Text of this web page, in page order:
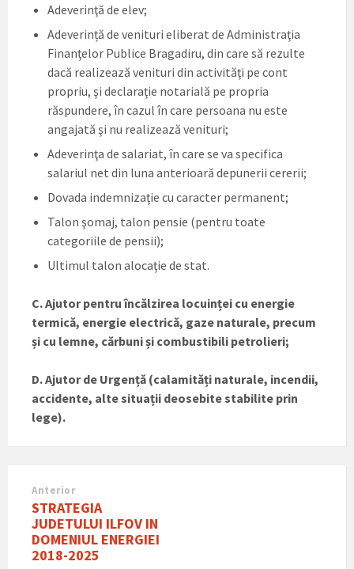
Adeverinţă de elev;
Adeverință de venituri eliberat de Administraţia
Finanţelor Publice Bragadiru, din care să rezulte
dacă realizează venituri din activităţi pe cont
propriu, şi declaraţie notarială pe propria
răspundere, în cazul în care persoana nu este
angajată şi nu realizează venituri;
Adeverinţa de salariat, în care se va specifica
salariul net din luna anterioară depunerii cererii;
Dovada indemnizaţie cu caracter permanent;
Talon şomaj, talon pensie (pentru toate
categoriile de pensii);
Ultimul talon alocaţie de stat.
C. Ajutor pentru încălzirea locuinței cu energie
termică, energie electrică, gaze naturale, precum
și cu lemne, cărbuni și combustibili petrolieri;
D. Ajutor de Urgență (calamități naturale, incendii,
accidente, alte situații deosebite stabilite prin
lege).
Anterior
STRATEGIA
JUDETULUI ILFOV IN
DOMENIUL ENERGIEI
2018-2025